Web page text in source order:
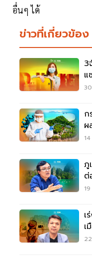
อื่นๆ ได้
ข่าวที่เกี่ยวข้อง
3
แ
นี่
ก
ผ
ภู
ต่
เ
เ